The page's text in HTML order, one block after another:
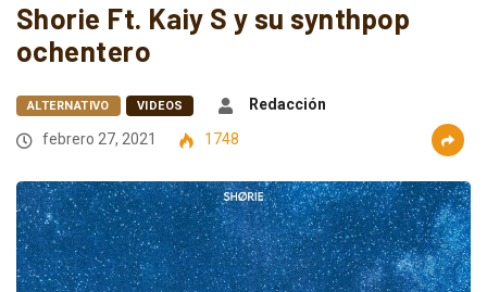
Shorie Ft. Kaiy S y su synthpop
ochentero
ALTERNATIVO VIDEOS
Redacción
febrero 27, 2021
1748